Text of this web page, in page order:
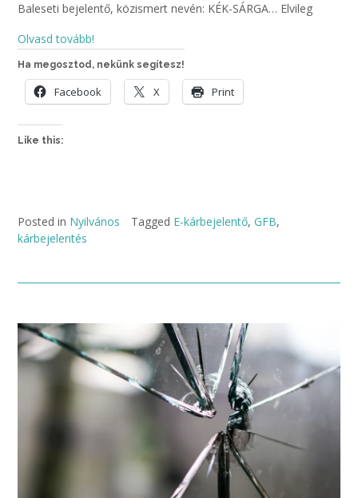
Baleseti bejelentő, közismert nevén: KÉK-SÁRGA… Elvileg
Olvasd tovább!
Ha megosztod, nekünk segítesz!
Facebook X Print
Like this:
Posted in Nyilvános Tagged E-kárbejelentő, GFB,
kárbejelentés